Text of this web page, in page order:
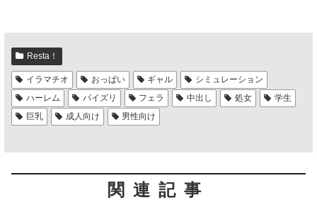
Resta！
イラマチオ おっぱい ギャル
シミュレーション
ハーレム
パイズリ フェラ 中出し 処女
学生
巨乳
成人向け 男性向け
関連記事